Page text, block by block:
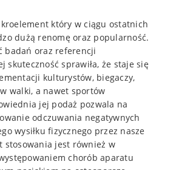
który w ciągu ostatnich
dużą renomę oraz popularność.
badań oraz referencji
skuteczność sprawiła, że staje się
kulturystów, biegaczy,
walki, a nawet sportów
jej podaż pozwala na
odczuwania negatywnych
wysiłku fizycznego przez nasze
stosowania jest również w
chorób aparatu